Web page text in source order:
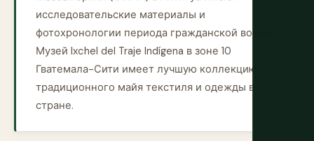
исследовательские материалы и
фотохронологии периода гражданской войны.
Музей Ixchel del Traje Indígena в зоне 10
Гватемала-Сити имеет лучшую коллекцию
традиционного майя текстиля и одежды в
стране.